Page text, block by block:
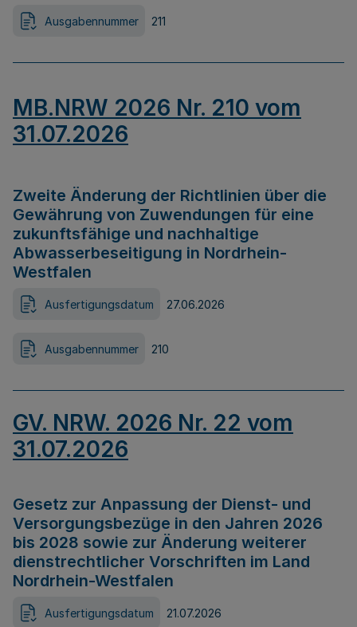
Ausgabennummer 211
MB.NRW 2026 Nr. 210 vom
31.07.2026
Zweite Änderung der Richtlinien über die
Gewährung von Zuwendungen für eine
zukunftsfähige und nachhaltige
Abwasserbeseitigung in Nordrhein-
Westfalen
Ausfertigungsdatum 27.06.2026
Ausgabennummer 210
GV. NRW. 2026 Nr. 22 vom
31.07.2026
Gesetz zur Anpassung der Dienst- und
Versorgungsbezüge in den Jahren 2026
bis 2028 sowie zur Änderung weiterer
dienstrechtlicher Vorschriften im Land
Nordrhein-Westfalen
Ausfertigungsdatum 21.07.2026